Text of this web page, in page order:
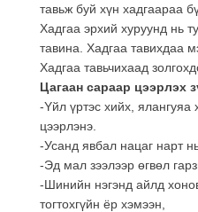
тавьж буй хүн хадгаараа
Хадгаа эрхий хуруунд нь
тавина. Хадгаа тавихдаа
Хадгаа тавьчихаад
Цагаан сараар цээрлэх
-Yйл үртэс хийх,
цээрлэнэ.
-Усанд явбал нацаг нарт
-Эд мал зээлээр өгвөл
-Шинийн нэгэнд айлд
тогтохгүйн ёр хэмээн,